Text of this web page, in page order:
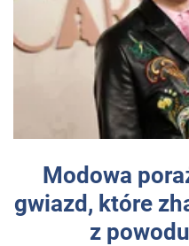
Modowa
gwiazd, które
z